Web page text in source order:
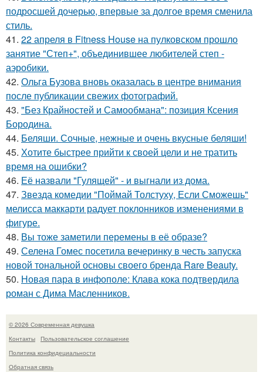
подросшей дочерью, впервые за долгое время сменила
стиль.
41. 22 апреля в Fitness House на пулковском прошло
занятие "Степ+", объединившее любителей степ -
аэробики.
42. Ольга Бузова вновь оказалась в центре внимания
после публикации свежих фотографий.
43. "Без Крайностей и Самообмана": позиция Ксения
Бородина.
44. Беляши. Сочные, нежные и очень вкусные беляши!
45. Хотите быстрее прийти к своей цели и не тратить
время на ошибки?
46. Её назвали "Гулящей" - и выгнали из дома.
47. Звезда комедии "Поймай Толстуху, Если Сможешь"
мелисса маккарти радует поклонников изменениями в
фигуре.
48. Вы тоже заметили перемены в её образе?
49. Селена Гомес посетила вечеринку в честь запуска
новой тональной основы своего бренда Rare Beauty.
50. Новая пара в инфополе: Клава кока подтвердила
роман с Дима Масленников.
© 2026 Современная девушка
Контакты
Пользовательское соглашение
Политика конфидециальности
Обратная связь